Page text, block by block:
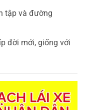
tập và đường
đời mới, giống với